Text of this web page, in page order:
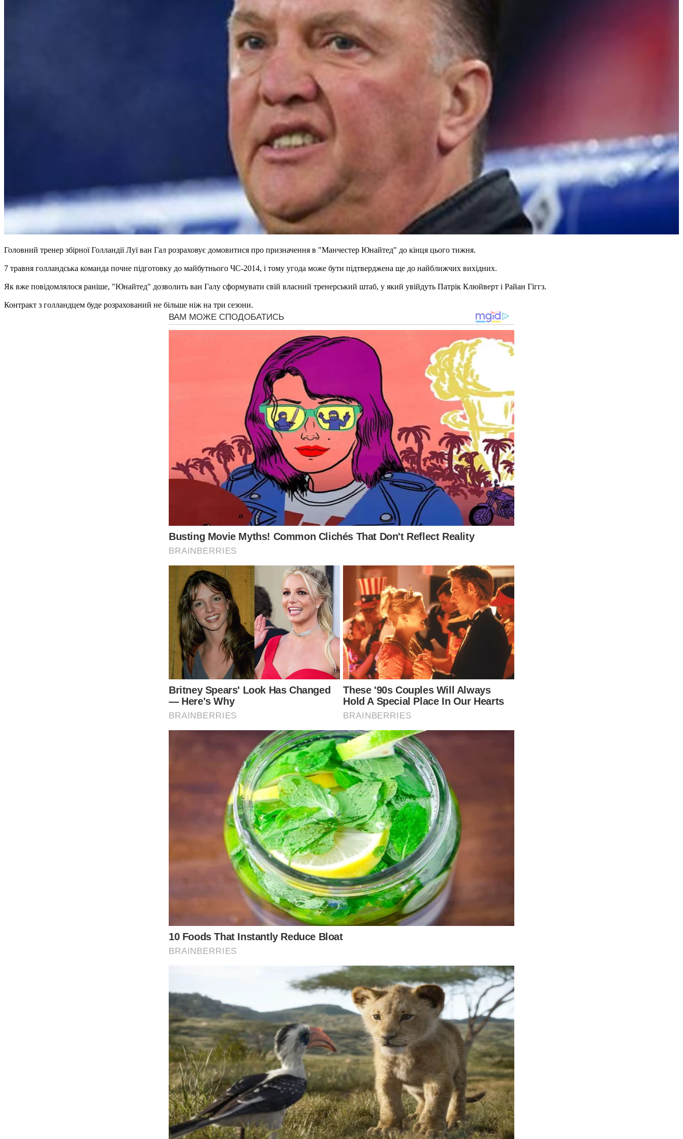
Головний тренер збірної Голландії Луї ван Гал розраховує домовитися про призначення в "Манчестер Юнайтед" до кінця цього тижня.
7 травня голландська команда почне підготовку до майбутнього ЧС-2014, і тому угода може бути підтверджена ще до найближчих вихідних.
Як вже повідомлялося раніше, "Юнайтед" дозволить ван Галу сформувати свій власний тренерський штаб, у який увійдуть Патрік Клюйверт і Райан Гіггз.
Контракт з голландцем буде розрахований не більше ніж на три сезони.